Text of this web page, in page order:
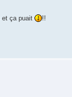
et ça puait
!!